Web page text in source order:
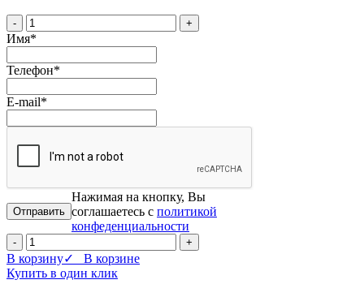
- +
Имя*
Телефон*
E-mail*
Нажимая на кнопку, Вы
соглашаетесь с политикой
конфеденциальности
- +
В корзину✓ В корзине
Купить в один клик